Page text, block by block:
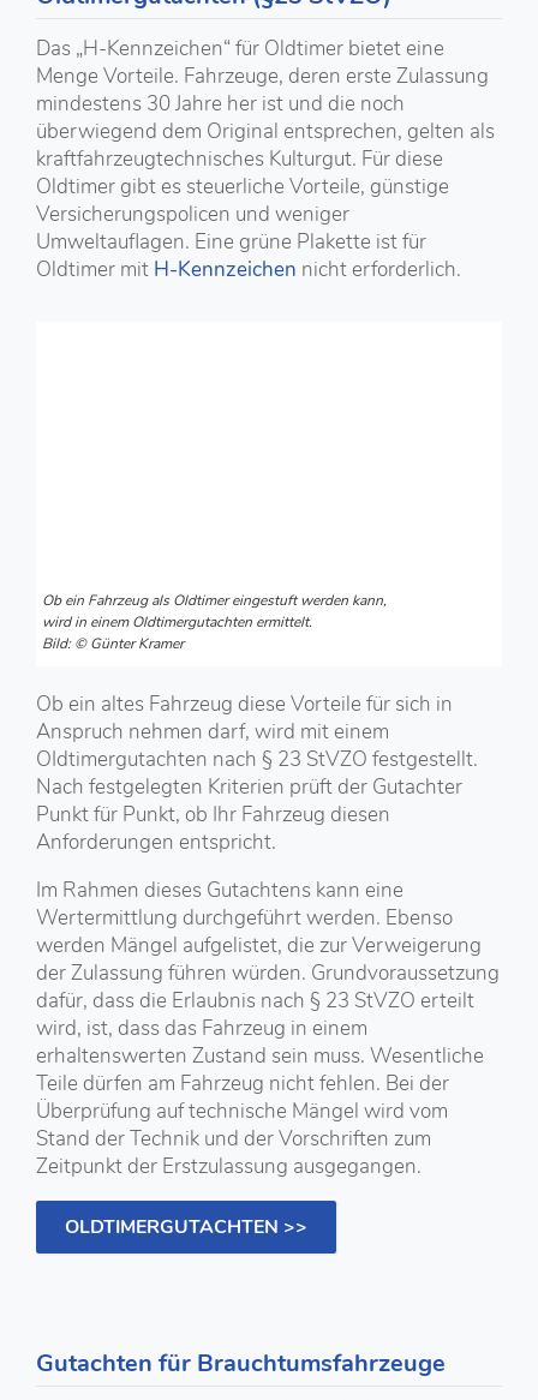
Das „H-Kennzeichen“ für Oldtimer bietet eine
Menge Vorteile. Fahrzeuge, deren erste Zulassung
mindestens 30 Jahre her ist und die noch
überwiegend dem Original entsprechen, gelten als
kraftfahrzeugtechnisches Kulturgut. Für diese
Oldtimer gibt es steuerliche Vorteile, günstige
Versicherungspolicen und weniger
Umweltauflagen. Eine grüne Plakette ist für
Oldtimer mit H-Kennzeichen nicht erforderlich.
Ob ein Fahrzeug als Oldtimer eingestuft werden kann,
wird in einem Oldtimergutachten ermittelt.
Bild: © Günter Kramer
Ob ein altes Fahrzeug diese Vorteile für sich in
Anspruch nehmen darf, wird mit einem
OIdtimergutachten nach § 23 StVZO festgestellt.
Nach festgelegten Kriterien prüft der Gutachter
Punkt für Punkt, ob Ihr Fahrzeug diesen
Anforderungen entspricht.
Im Rahmen dieses Gutachtens kann eine
Wertermittlung durchgeführt werden. Ebenso
werden Mängel aufgelistet, die zur Verweigerung
der Zulassung führen würden. Grundvoraussetzung
dafür, dass die Erlaubnis nach § 23 StVZO erteilt
wird, ist, dass das Fahrzeug in einem
erhaltenswerten Zustand sein muss. Wesentliche
Teile dürfen am Fahrzeug nicht fehlen. Bei der
Überprüfung auf technische Mängel wird vom
Stand der Technik und der Vorschriften zum
Zeitpunkt der Erstzulassung ausgegangen.
OLDTIMERGUTACHTEN >>
Gutachten für Brauchtumsfahrzeuge